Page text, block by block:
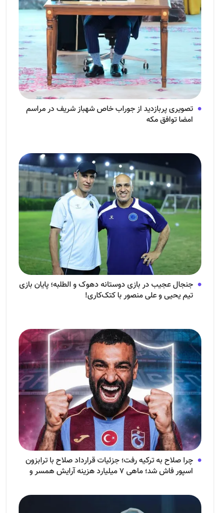
تصویری پربازدید از جوراب‌ خاص شهباز شریف در مراسم
امضا توافق‌ مکه
جنجال عجیب در بازی دوستانه دهوک و الطلبه؛ پایان بازی
تیم یحیی و علی منصور با کتک‌کاری!
چرا صلاح به ترکیه رفت؛ جزئیات قرارداد صلاح با ترابزون
اسپور فاش شد؛ ماهی ۷ میلیارد هزینه آرایش همسر و